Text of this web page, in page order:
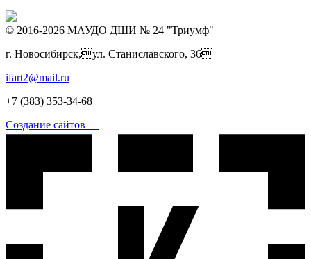
© 2016-2026 МАУДО ДШИ № 24 "Триумф"
г. Новосибирск,ул. Станиславского, 36
ifart2@mail.ru
+7 (383) 353-34-68
Создание сайтов —